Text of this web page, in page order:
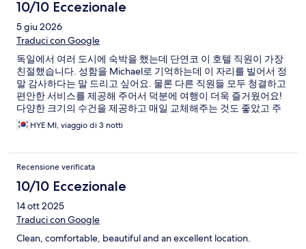
10/10 Eccezionale
5 giu 2026
Traduci con Google
독일에서 여러 도시에 숙박을 했는데 단연코 이 호텔 직원이 가장
친절했습니다. 성함을 Michael로 기억하는데 이 자리를 빌어서 정
말 감사하다는 말 드리고 싶어요. 물론 다른 직원들 모두 청결하고
편안한 서비스를 제공해 주어서 덕분에 여행이 더욱 즐거웠어요!
다양한 크기의 수건을 제공하고 매일 교체해주는 것도 좋았고 주
변에 대중교통이나 식음료품 파는 마트가 가까워서 좋았습니다.
HYE MI, viaggio di 3 notti
Recensione verificata
10/10 Eccezionale
14 ott 2025
Traduci con Google
Clean, comfortable, beautiful and an excellent location.